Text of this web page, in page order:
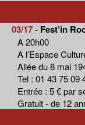
03/17 - Fest’in
A 20h00
A l’Espace
Allée du 8 mai
Tel : 01 43 75 09
Entrée : 5 € par
Gratuit - de 12